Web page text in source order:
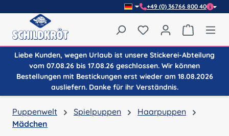
+49 (0) 36766 800 40
Du hast 0 Produkte
Liebe Kunden, wegen Urlaub ist unsere Stickerei-Abteilung
vom 07.08.26 bis 17.08.26 geschlossen. Wir können
Bestellungen mit Bestickungen erst wieder am 18.08.2026
ausliefern. Danke für ihr Verständnis.
Puppenwelt Spielpuppen
Haarpuppen
Mädchen